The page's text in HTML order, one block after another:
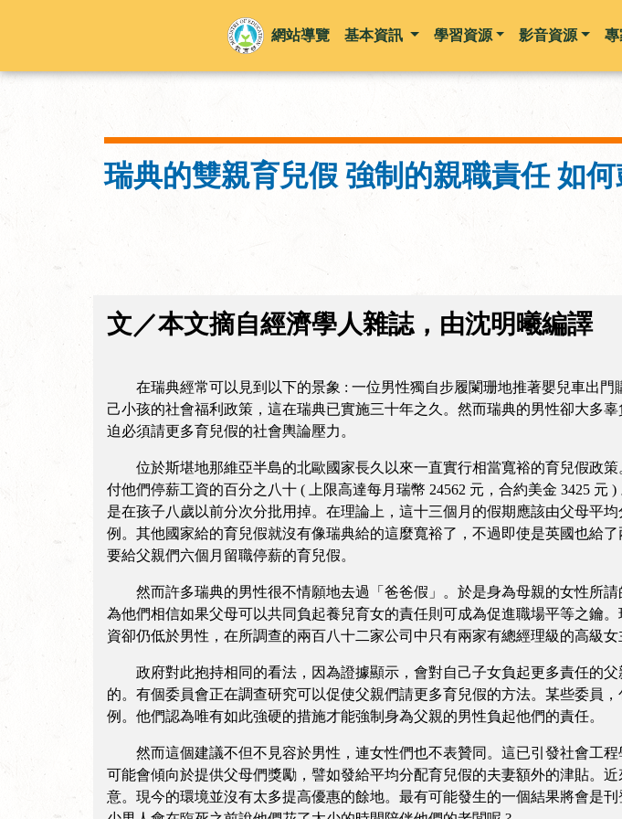
網站導覽 基本資訊 學習資源 影音資源 專
瑞典的雙親育兒假 強制的親職責任 如
文／本文摘自經濟學人雜誌，由沈明曦編譯
在瑞典經常可以見到以下的景象 : 一位男性獨自步履闌珊地推著嬰兒車出門
己小孩的社會福利政策，這在瑞典已實施三十年之久。然而瑞典的男性卻大多
迫必須請更多育兒假的社會輿論壓力。
位於斯堪地那維亞半島的北歐國家長久以來一直實行相當寬裕的育兒假政策
付他們停薪工資的百分之八十 ( 上限高達每月瑞幣 24562 元，合約美金 3425
是在孩子八歲以前分次分批用掉。在理論上，這十三個月的假期應該由父母平
例。其他國家給的育兒假就沒有像瑞典給的這麼寬裕了，不過即使是英國也給
要給父親們六個月留職停薪的育兒假。
然而許多瑞典的男性很不情願地去過「爸爸假」。於是身為母親的女性所請
為他們相信如果父母可以共同負起養兒育女的責任則可成為促進職場平等之鑰
資卻仍低於男性，在所調查的兩百八十二家公司中只有兩家有總經理級的高級女
政府對此抱持相同的看法，因為證據顯示，會對自己子女負起更多責任的父
的。有個委員會正在調查研究可以促使父親們請更多育兒假的方法。某些委員
例。他們認為唯有如此強硬的措施才能強制身為父親的男性負起他們的責任。
然而這個建議不但不見容於男性，連女性們也不表贊同。這已引發社會工
可能會傾向於提供父母們獎勵，譬如發給平均分配育兒假的夫妻額外的津貼。
意。現今的環境並沒有太多提高優惠的餘地。最有可能發生的一個結果將會是